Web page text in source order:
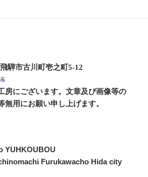
騨市古川町壱之町5-12
房にございます。文章及び画像等の
無用にお願い申し上げます。
YUHKOUBOU
Furukawacho Hida city